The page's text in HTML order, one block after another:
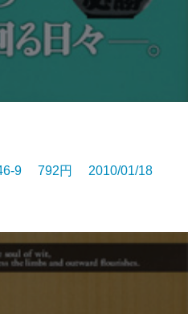
9 792円 2010/01/18